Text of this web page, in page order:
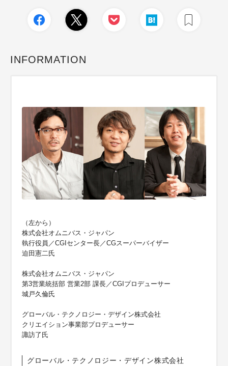
INFORMATION
（左から）
株式会社オムニバス・ジャパン
執行役員／CGIセンター長／CGスーパーバイザー
迫田憲二氏
株式会社オムニバス・ジャパン
第3営業統括部 営業2部 課長／CGIプロデューサー
城戸久倫氏
グローバル・テクノロジー・デザイン株式会社
クリエイション事業部プロデューサー
諏訪了氏
グローバル・テクノロジー・デザイン株式会社